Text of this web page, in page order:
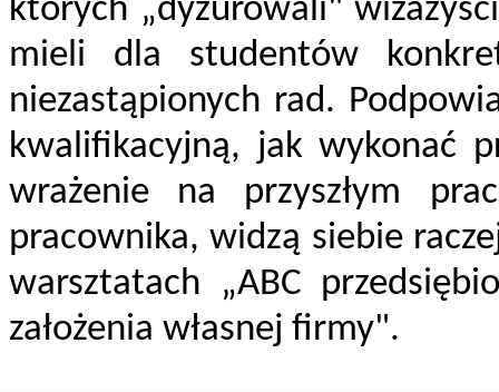
których „dyżurowali"
mieli dla studentów
niezastąpionych rad.
kwalifikacyjną, jak wykonać
wrażenie na przyszłym
pracownika, widzą siebie
warsztatach „ABC
założenia własnej firmy".